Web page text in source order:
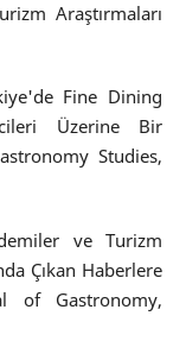
Araştırmaları
Fine Dining
Üzerine Bir
Studies,
ve Turizm
Çıkan Haberlere
of Gastronomy,